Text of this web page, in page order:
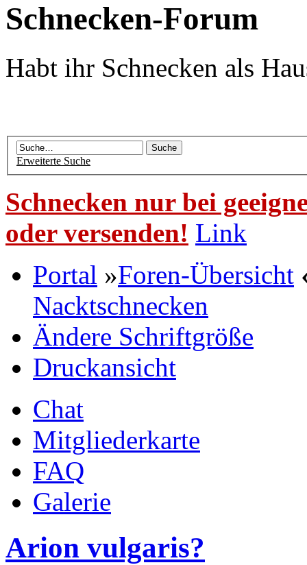
Schnecken-Forum
Habt ihr Schnecken als
Erweiterte Suche
Schnecken nur bei
oder versenden! Link
Portal »Foren-Übersicht
Nacktschnecken
Ändere Schriftgröße
Druckansicht
Chat
Mitgliederkarte
FAQ
Galerie
Arion vulgaris?